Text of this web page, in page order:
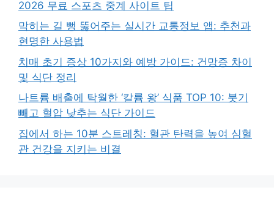
2026 무료 스포츠 중계 사이트 팁
막히는 길 뻥 뚫어주는 실시간 교통정보 앱: 추천과
현명한 사용법
치매 초기 증상 10가지와 예방 가이드: 건망증 차이
및 식단 정리
나트륨 배출에 탁월한 ‘칼륨 왕’ 식품 TOP 10: 붓기
빼고 혈압 낮추는 식단 가이드
집에서 하는 10분 스트레칭: 혈관 탄력을 높여 심혈
관 건강을 지키는 비결